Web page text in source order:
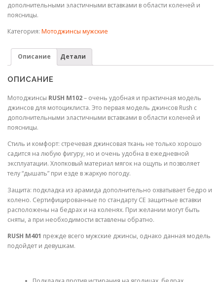
дополнительными эластичными вставками в области коленей и
поясницы.
Категория: Мотоджинсы мужские
Описание Детали
ОПИСАНИЕ
Мотоджинсы RUSH M102– очень удобная и практичная модель
джинсов для мотоциклиста. Это первая модель джинсов Rush с
дополнительными эластичными вставками в области коленей и
поясницы.
Стиль и комфорт: стречевая джинсовая ткань не только хорошо
садится на любую фигуру, но и очень удобна в ежедневной
эксплуатации. Хлопковый материал мягок на ощупь и позволяет
телу “дышать” при езде в жаркую погоду.
Защита: подкладка из арамида дополнительно охватывает бедро и
колено. Сертифицированные по стандарту СЕ защитные вставки
расположены на бедрах и на коленях. При желании могут быть
сняты, а при необходимости вставлены обратно.
RUSH M401 прежде всего мужские джинсы, однако данная модель
подойдет и девушкам.